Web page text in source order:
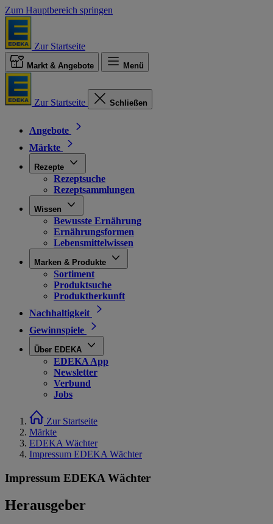
Zum Hauptbereich springen
Zur Startseite
Markt & Angebote Menü
Zur Startseite Schließen
Angebote
Märkte
Rezepte
Rezeptsuche
Rezeptsammlungen
Wissen
Bewusste Ernährung
Ernährungsformen
Lebensmittelwissen
Marken & Produkte
Sortiment
Produktsuche
Produktherkunft
Nachhaltigkeit
Gewinnspiele
Über EDEKA
EDEKA App
Newsletter
Verbund
Jobs
Zur Startseite
Märkte
EDEKA Wächter
Impressum EDEKA Wächter
Impressum EDEKA Wächter
Herausgeber